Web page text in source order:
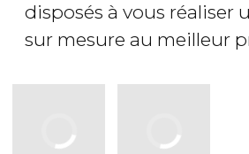
disposés à vous réaliser
sur mesure au meilleur